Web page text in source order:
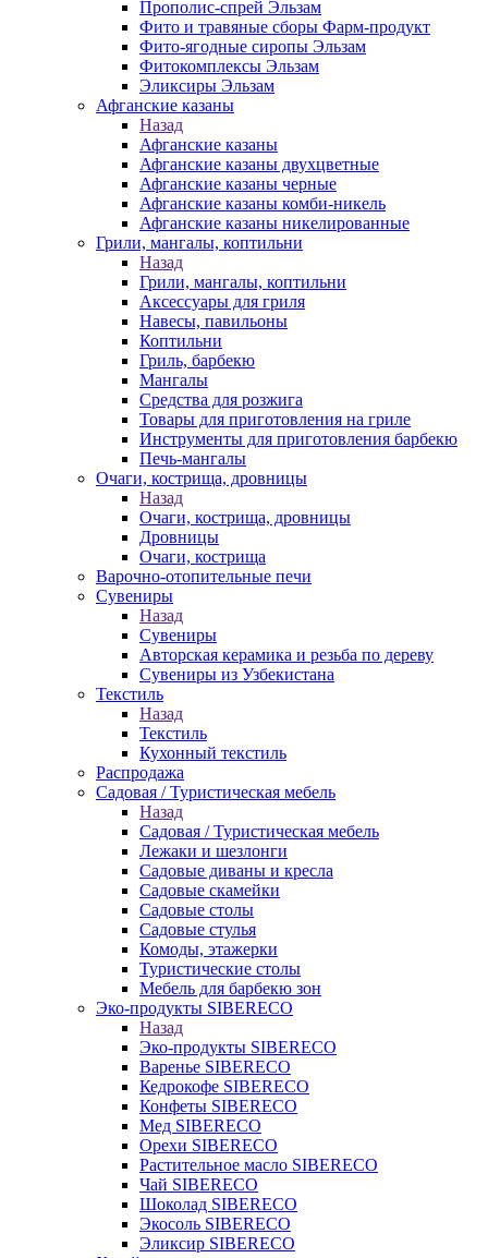
Прополис-спрей Эльзам
Фито и травяные сборы Фарм-продукт
Фито-ягодные сиропы Эльзам
Фитокомплексы Эльзам
Эликсиры Эльзам
Афганские казаны
Назад
Афганские казаны
Афганские казаны двухцветные
Афганские казаны черные
Афганские казаны комби-никель
Афганские казаны никелированные
Грили, мангалы, коптильни
Назад
Грили, мангалы, коптильни
Аксессуары для гриля
Навесы, павильоны
Коптильни
Гриль, барбекю
Мангалы
Средства для розжига
Товары для приготовления на гриле
Инструменты для приготовления барбекю
Печь-мангалы
Очаги, кострища, дровницы
Назад
Очаги, кострища, дровницы
Дровницы
Очаги, кострища
Варочно-отопительные печи
Сувениры
Назад
Сувениры
Авторская керамика и резьба по дереву
Сувениры из Узбекистана
Текстиль
Назад
Текстиль
Кухонный текстиль
Распродажа
Садовая / Туристическая мебель
Назад
Садовая / Туристическая мебель
Лежаки и шезлонги
Садовые диваны и кресла
Садовые скамейки
Садовые столы
Садовые стулья
Комоды, этажерки
Туристические столы
Мебель для барбекю зон
Эко-продукты SIBERECO
Назад
Эко-продукты SIBERECO
Варенье SIBERECO
Кедрокофе SIBERECO
Конфеты SIBERECO
Мед SIBERECO
Орехи SIBERECO
Растительное масло SIBERECO
Чай SIBERECO
Шоколад SIBERECO
Экосоль SIBERECO
Эликсир SIBERECO